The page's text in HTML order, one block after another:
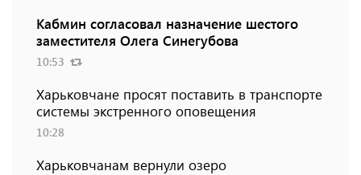
Кабмин согласовал назначение шестого
заместителя Олега Синегубова
10:53
Харьковчане просят поставить в транспорте
системы экстренного оповещения
10:28
Харьковчанам вернули озеро